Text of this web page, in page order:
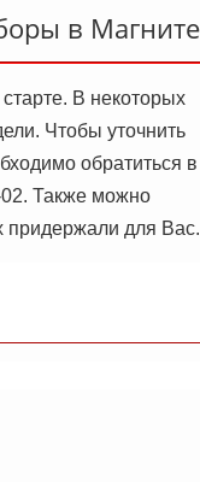
в Магните
В некоторых
Чтобы уточнить
обратиться в
. Также можно
придержали для Вас.